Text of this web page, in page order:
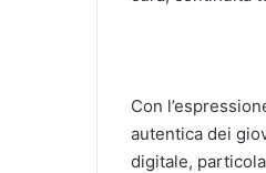
Con
autentica dei
digitale,